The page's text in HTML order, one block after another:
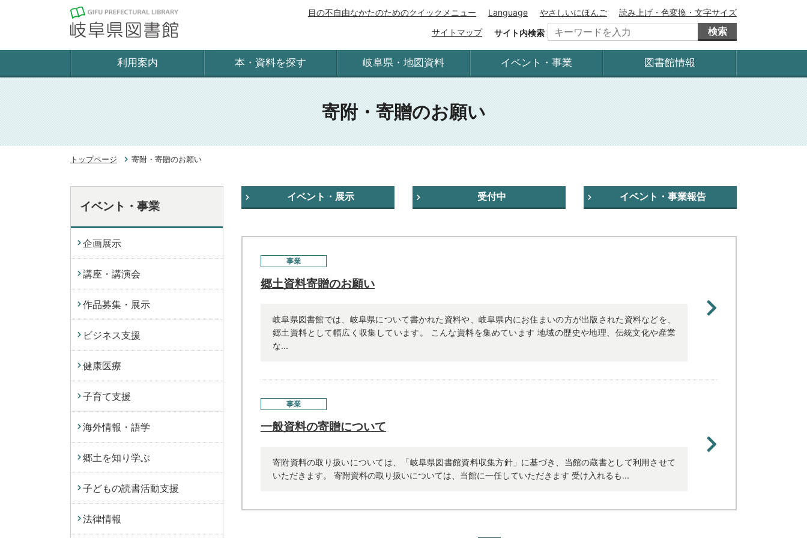
目の不自由なかたのためのクイックメニュー Language やさしいにほんご
読み上げ・色変換・文字サイズ
サイトマップ
サイト内検索 検索
利用案内 本・資料を探す 岐阜県・地図資料 イベント・事業 図書館情報
寄附・寄贈のお願い
トップページ 寄附・寄贈のお願い
イベント・展示 受付中 イベント・事業報告
事業
郷土資料寄贈のお願い
岐阜県図書館では、岐阜県について書かれた資料や、岐阜県内にお住まいの方が出版された資料などを、
郷土資料として幅広く収集しています。 こんな資料を集めています 地域の歴史や地理、伝統文化や産業
な...
事業
一般資料の寄贈について
寄附資料の取り扱いについては、「岐阜県図書館資料収集方針」に基づき、当館の蔵書として利用させて
いただきます。 寄附資料の取り扱いについては、当館に一任していただきます 受け入れるも...
イベント・事業
企画展示
講座・講演会
作品募集・展示
ビジネス支援
健康医療
子育て支援
海外情報・語学
郷土を知り学ぶ
子どもの読書活動支援
法律情報